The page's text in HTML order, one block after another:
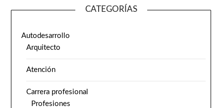
CATEGORÍAS
Autodesarrollo
Arquitecto
Atención
Carrera profesional
Profesiones